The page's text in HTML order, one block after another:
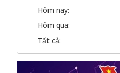
Hôm nay:
Hôm qua:
Tất cả: